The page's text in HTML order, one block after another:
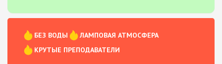
БЕЗ ВОДЫ
ЛАМПОВАЯ АТМОСФЕРА
КРУТЫЕ ПРЕПОДАВАТЕЛИ